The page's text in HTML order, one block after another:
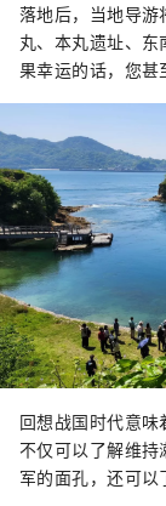
落地后，当地导游
丸、本丸遗址、
果幸运的话，您甚
回想战国时代意
不仅可以了解维
军的面孔，还可以